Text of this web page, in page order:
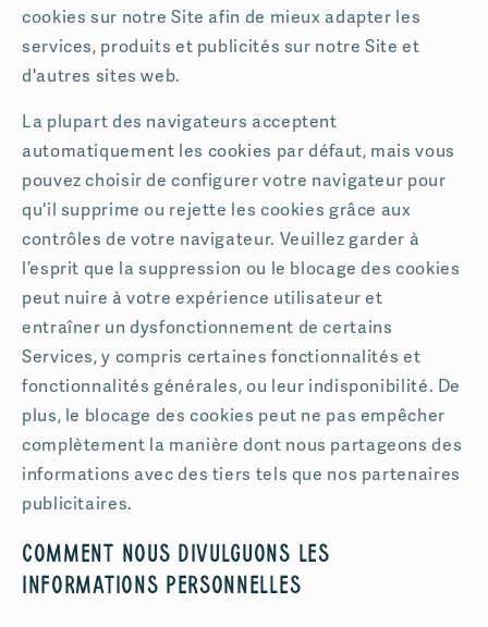
cookies sur notre Site afin de mieux adapter les
services, produits et publicités sur notre Site et
d'autres sites web.
La plupart des navigateurs acceptent
automatiquement les cookies par défaut, mais vous
pouvez choisir de configurer votre navigateur pour
qu'il supprime ou rejette les cookies grâce aux
contrôles de votre navigateur. Veuillez garder à
l’esprit que la suppression ou le blocage des cookies
peut nuire à votre expérience utilisateur et
entraîner un dysfonctionnement de certains
Services, y compris certaines fonctionnalités et
fonctionnalités générales, ou leur indisponibilité. De
plus, le blocage des cookies peut ne pas empêcher
complètement la manière dont nous partageons des
informations avec des tiers tels que nos partenaires
publicitaires.
Comment nous divulguons les
informations personnelles